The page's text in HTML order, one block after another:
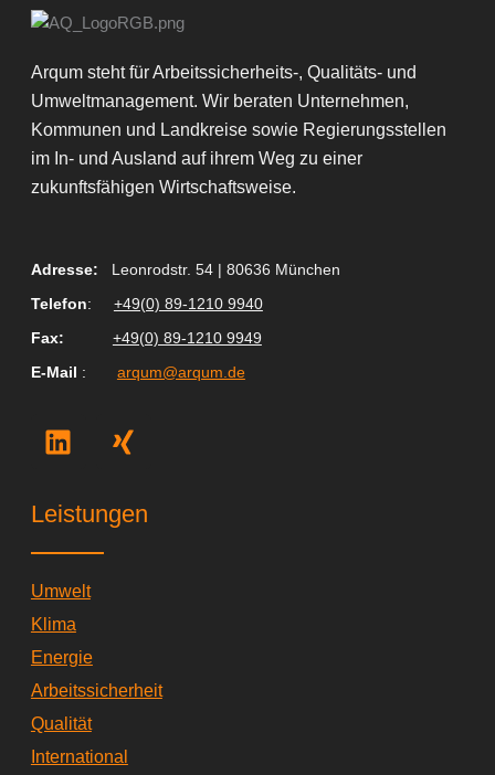
Arqum steht für Arbeitssicherheits-, Qualitäts- und
Umweltmanagement. Wir beraten Unternehmen,
Kommunen und Landkreise sowie Regierungsstellen
im In- und Ausland auf ihrem Weg zu einer
zukunftsfähigen Wirtschaftsweise.
Adresse:
Leonrodstr. 54 | 80636 München
Telefon:
+49(0) 89-1210 9940
Fax:
+49(0) 89-1210 9949
E-Mail : arqum@arqum.de
L
i
k
d
i
n
X
i
g
Leistungen
Umwelt
Klima
Energie
Arbeitssicherheit
Qualität
International